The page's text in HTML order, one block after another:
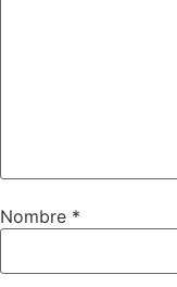
Nombre *